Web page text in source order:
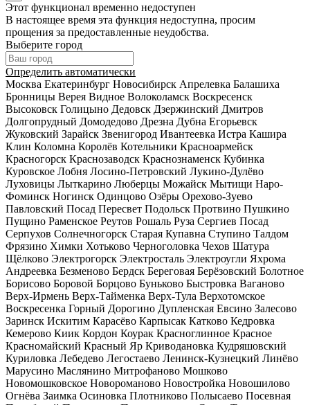
Этот функционал временно недоступен
В настоящее время эта функция недоступна, просим
прощения за предоставленные неудобства.
Выберите город
Определить автоматически
Москва Екатеринбург Новосибирск Апрелевка Балашиха
Бронницы Верея Видное Волоколамск Воскресенск
Высоковск Голицыно Дедовск Дзержинский Дмитров
Долгопрудный Домодедово Дрезна Дубна Егорьевск
Жуковский Зарайск Звенигород Ивантеевка Истра Кашира
Клин Коломна Королёв Котельники Красноармейск
Красногорск Краснозаводск Краснознаменск Кубинка
Куровское Лобня Лосино-Петровский Лукино-Дулёво
Луховицы Лыткарино Люберцы Можайск Мытищи Наро-
Фоминск Ногинск Одинцово Озёры Орехово-Зуево
Павловский Посад Пересвет Подольск Протвино Пушкино
Пущино Раменское Реутов Рошаль Руза Сергиев Посад
Серпухов Солнечногорск Старая Купавна Ступино Талдом
Фрязино Химки Хотьково Черноголовка Чехов Шатура
Щёлково Электрогорск Электросталь Электроугли Яхрома
Андреевка Безменово Бердск Береговая Берёзовский Болотное
Борисово Боровой Борцово Буньково Быстровка Ваганово
Верх-Ирмень Верх-Тайменка Верх-Тула Верхотомское
Воскресенка Горный Дорогино Дупленская Евсино Залесово
Заринск Искитим Карасёво Карпысак Катково Кедровка
Кемерово Киик Кордон Коурак Красноглинное Красное
Красномайский Красный Яр Криводановка Кудряшовский
Куриловка Лебедево Легостаево Ленинск-Кузнецкий Линёво
Марусино Маслянино Митрофаново Мошково
Новомошковское Новороманово Новостройка Новошилово
Огнёва Заимка Осиновка Плотниково Полысаево Посевная